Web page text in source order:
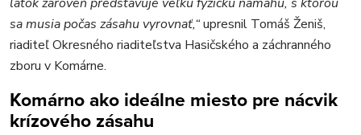
sa musia počas zásahu vyrovnať,“upresnil Tomáš Ženiš,
riaditeľ Okresného riaditeľstva Hasičského a záchranného
zboru v Komárne.
Komárno ako ideálne miesto pre nácvik
krízového zásahu